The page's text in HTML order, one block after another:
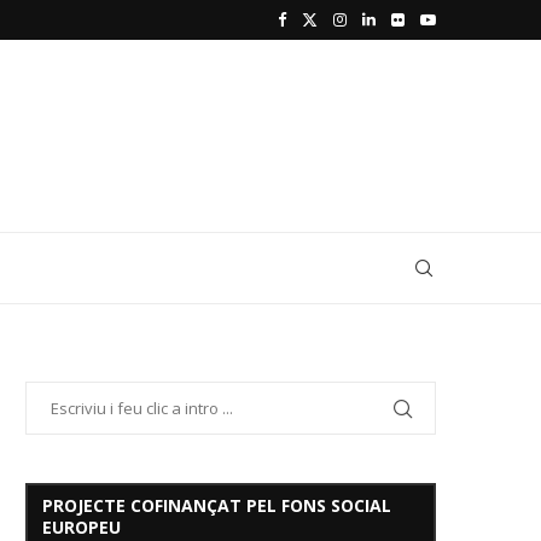
PROJECTE COFINANÇAT PEL FONS SOCIAL
EUROPEU